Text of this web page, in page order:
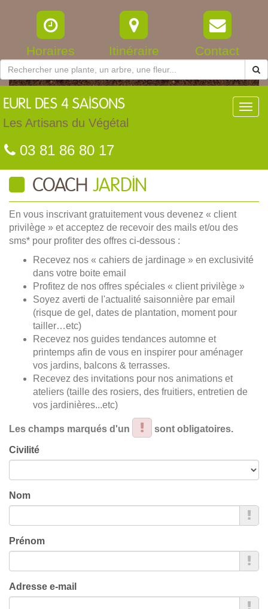
Horaires Itinéraire Contact
EURL DES 4 SAISONS
Les Artisans du Végétal
03 81 86 80 17
COACH JARDIN
En vous inscrivant gratuitement vous devenez « client
privilège » et acceptez de recevoir des mails et/ou des
sms* pour profiter des offres ci-dessous :
Recevez nos « cahiers de jardinage » en exclusivité
dans votre boite email
Profitez de nos offres spéciales « client privilège »
Soyez averti de l'actualité saisonnière par email
(risque de gel, dates de plantation, moment pour
tailler…etc)
Recevez nos guides tendances automne et
printemps afin de vous en inspirer pour aménager
vos jardins, balcons & terrasses.
Recevez des invitations pour nos animations et
ateliers (taille des rosiers, des fruitiers, entretien de
vos jardinières...etc)
Les champs marqués d'un sont obligatoires.
Civilité
Nom
Prénom
Adresse e-mail